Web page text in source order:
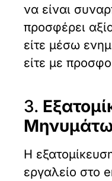
να είναι
προσφέρει
είτε μέσω
είτε με
3.
Η
εργαλείο στο